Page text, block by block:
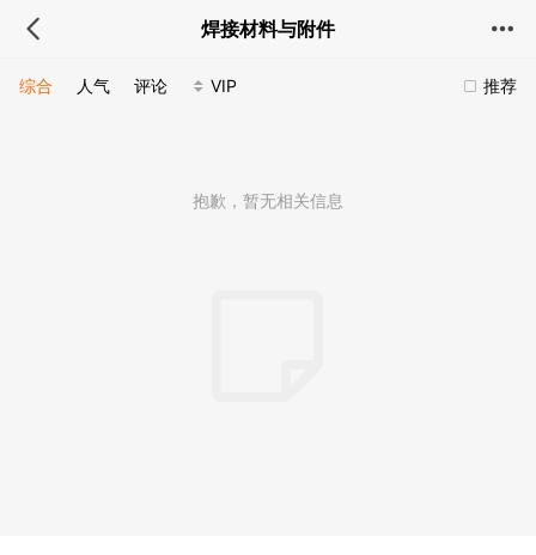
焊接材料与附件
推荐
综合 人气 评论 VIP
抱歉，暂无相关信息